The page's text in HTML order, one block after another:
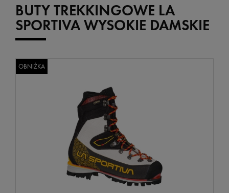
BUTY TREKKINGOWE LA
SPORTIVA WYSOKIE DAMSKIE
OBNIŻKA